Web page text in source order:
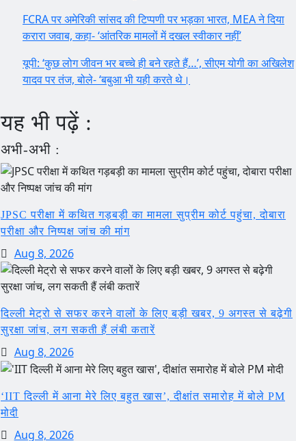
FCRA पर अमेरिकी सांसद की टिप्पणी पर भड़का भारत, MEA ने दिया
करारा जवाब, कहा- ‘आंतरिक मामलों में दखल स्वीकार नहीं’
यूपी: ‘कुछ लोग जीवन भर बच्चे ही बने रहते हैं…’, सीएम योगी का अखिलेश
यादव पर तंज, बोले- ‘बबुआ भी यही करते थे।
यह भी पढ़ें :
अभी-अभी :
JPSC परीक्षा में कथित गड़बड़ी का मामला सुप्रीम कोर्ट पहुंचा, दोबारा
परीक्षा और निष्पक्ष जांच की मांग
Aug 8, 2026
दिल्ली मेट्रो से सफर करने वालों के लिए बड़ी खबर, 9 अगस्त से बढ़ेगी
सुरक्षा जांच, लग सकती हैं लंबी कतारें
Aug 8, 2026
‘IIT दिल्ली में आना मेरे लिए बहुत खास’, दीक्षांत समारोह में बोले PM
मोदी
Aug 8, 2026